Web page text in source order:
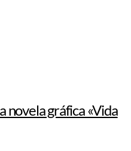
novela gráfica «Vida